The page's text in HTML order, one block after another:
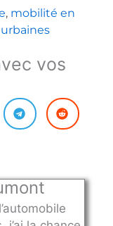
, mobilité en
vos